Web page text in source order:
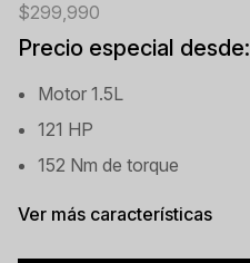
$299,990
Precio especial desde:
Motor 1.5L
121 HP
152 Nm de torque
Ver más características